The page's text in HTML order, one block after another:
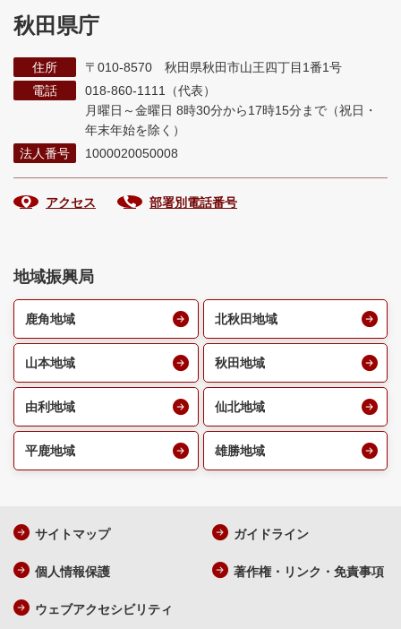
秋田県庁
住所
〒010-8570 秋田県秋田市山王四丁目1番1号
電話
018-860-1111（代表）
月曜日～金曜日 8時30分から17時15分まで （祝日・
年末年始を除く）
法人番号
1000020050008
アクセス 部署別電話番号
地域振興局
鹿角地域 北秋田地域
山本地域 秋田地域
由利地域 仙北地域
平鹿地域 雄勝地域
サイトマップ ガイドライン
個人情報保護 著作権・リンク・免責事項
ウェブアクセシビリティ